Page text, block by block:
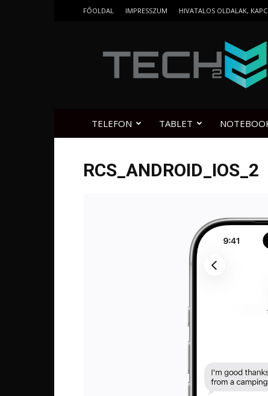
FŐOLDAL IMPRESSZUM HIVATALOS OLDALAK,
TELEFON TABLET
RCS_ANDROID_IOS_2